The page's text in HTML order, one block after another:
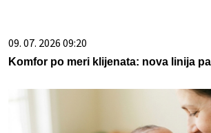
09. 07. 2026 09:20
Komfor po meri klijenata: nova linija